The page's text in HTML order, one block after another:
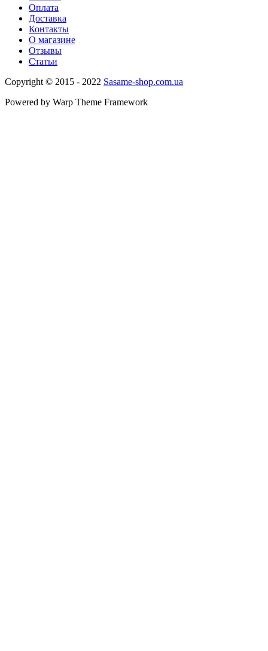
Оплата
Доставка
Контакты
О магазине
Отзывы
Статьи
Copyright © 2015 - 2022 Sasame-shop.com.ua
Powered by Warp Theme Framework